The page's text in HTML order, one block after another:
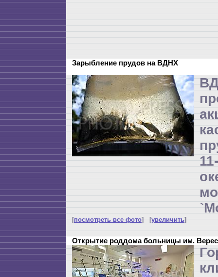
Зарыбление прудов на ВДНХ
[посмотреть все фото] [увеличить]
Открытие роддома больницы им.